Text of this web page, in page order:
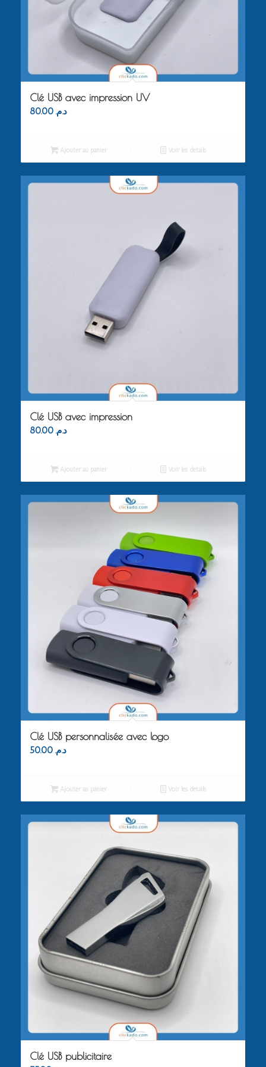
Clé USB avec impression UV
د.م. 80.00
Ajouter au panier Voir les détails
Clé USB avec impression
د.م. 80.00
Ajouter au panier Voir les détails
Clé USB personnalisée avec logo
د.م. 50.00
Ajouter au panier Voir les détails
Clé USB publicitaire